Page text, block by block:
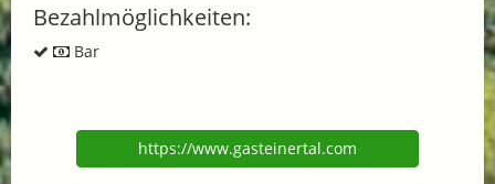
Bezahlmöglichkeiten:
Bar
https://www.gasteinertal.com